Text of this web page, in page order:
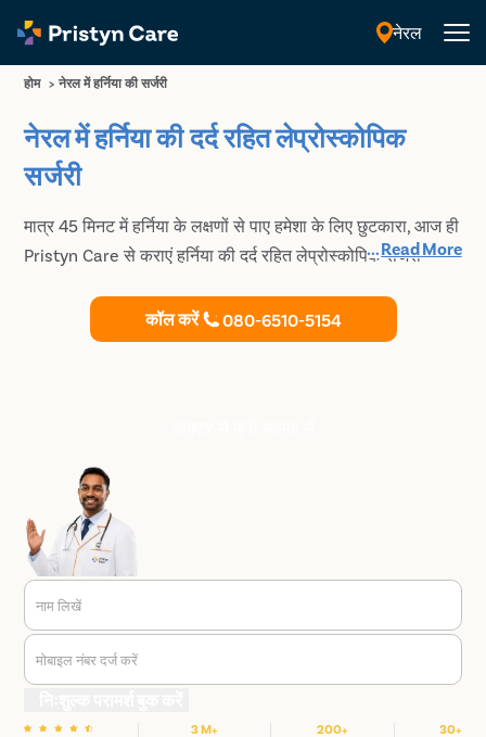
नेरल
होम > नेरल में हर्निया की सर्जरी
नेरल में हर्निया की दर्द रहित लेप्रोस्कोपिक
सर्जरी
मात्र 45 मिनट में हर्निया के लक्षणों से पाए हमेशा के लिए छुटकारा, आज ही
Pristyn Care से कराएं हर्निया की दर्द रहित लेप्रोस्कोपिक सर्जरी
...Read More
कॉल करें 080-6510-5154
नाम लिखें
मोबाइल नंबर दर्ज करें
3 M+ 200+ 30+